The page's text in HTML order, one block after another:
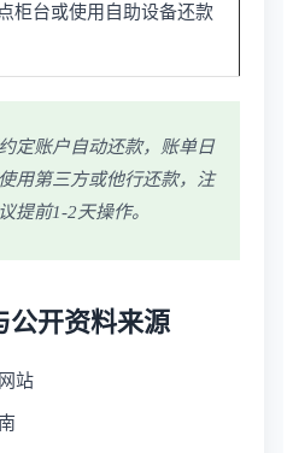
柜台或使用自助设备还款
定账户自动还款，账单日
用第三方或他行还款，注
提前1-2天操作。
公开资料来源
站